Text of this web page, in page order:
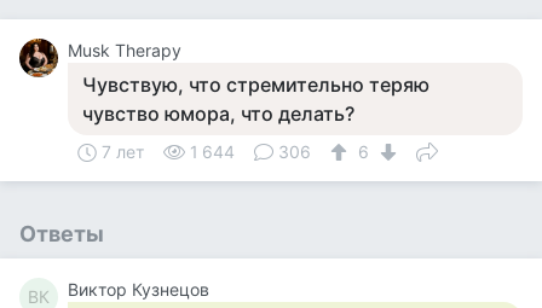
Musk Therapy
Чувствую, что стремительно теряю
чувство юмора, что делать?
7 лет 1 644 306 6
Ответы
ВК Виктор Кузнецов